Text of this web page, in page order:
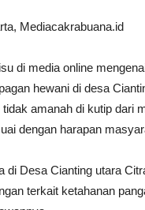
Mediacakrabuana.id
di media online
hewani di desa
tidak amanah di kutip dari
dengan harapan
di Desa Cianting utara
terkait ketahanan